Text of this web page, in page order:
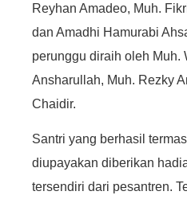
Reyhan Amadeo, Muh.
dan Amadhi Hamurabi
perunggu diraih oleh Muh.
Ansharullah, Muh. Rezky
Chaidir.
Santri yang berhasil
diupayakan diberikan
tersendiri dari pesantren.